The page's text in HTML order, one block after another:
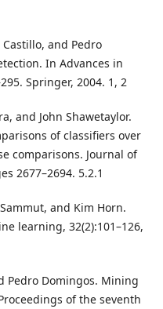
Castillo, and Pedro
In Advances in
Springer, 2004. 1, 2
and John Shawetaylor.
of classifiers over
comparisons. Journal of
2677–2694. 5.2.1
and Kim Horn.
learning, 32(2):101–126,
Pedro Domingos. Mining
of the seventh